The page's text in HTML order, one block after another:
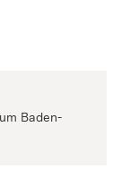
Baden-